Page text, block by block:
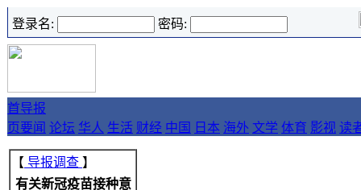
登录名: 密码:
首
页
导报
要闻 论坛 华人 生活 财经 中国 日本 海外 文学 体育 影视 读
【 导报调查 】
有关新冠疫苗接种意